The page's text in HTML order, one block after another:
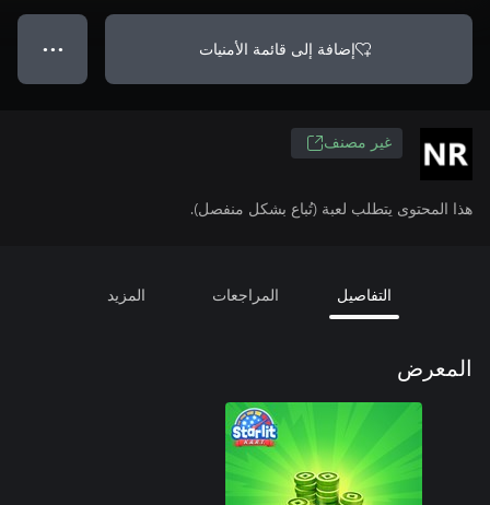
إضافة إلى قائمة الأمنيات ● ● ●
غير مصنف
هذا المحتوى يتطلب لعبة (تُباع بشكل منفصل).
التفاصيل المراجعات المزيد
المعرض